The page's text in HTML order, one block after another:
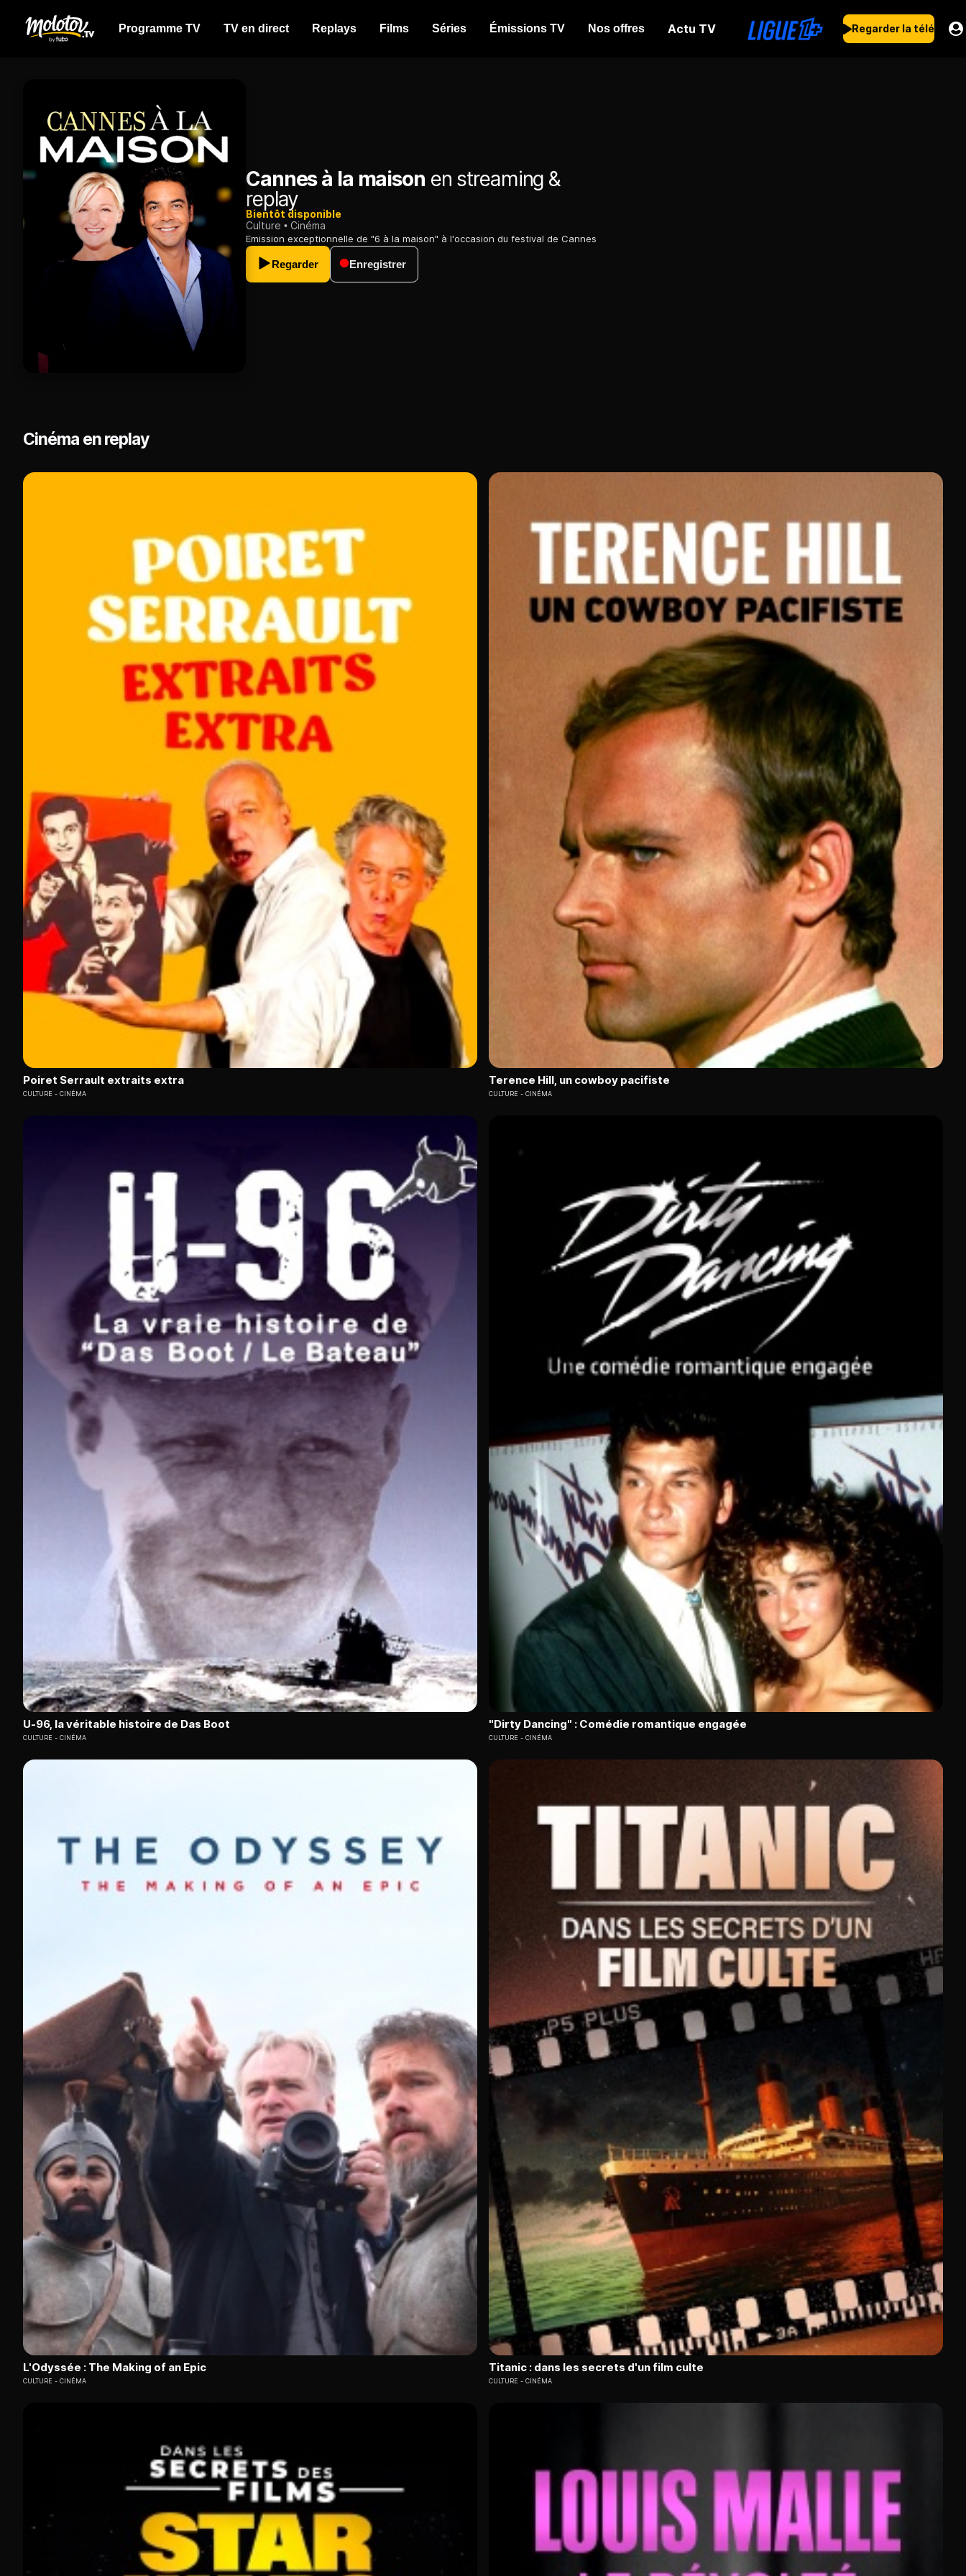
Programme TV TV en direct Replays Films Séries Émissions TV Nos offres Actu TV Regarder la télé
Cannes à la maison en streaming &
replay
Bientôt disponible
Culture
Cinéma
Emission exceptionnelle de "6 à la maison" à l'occasion du festival de Cannes
Regarder Enregistrer
Cinéma en replay
Poiret Serrault extraits extra
CULTURE CINÉMA
Terence Hill, un cowboy pacifiste
CULTURE CINÉMA
U-96, la véritable histoire de Das Boot
CULTURE CINÉMA
"Dirty Dancing" : Comédie romantique engagée
CULTURE CINÉMA
L'Odyssée : The Making of an Epic
CULTURE CINÉMA
Titanic : dans les secrets d'un film culte
CULTURE CINÉMA